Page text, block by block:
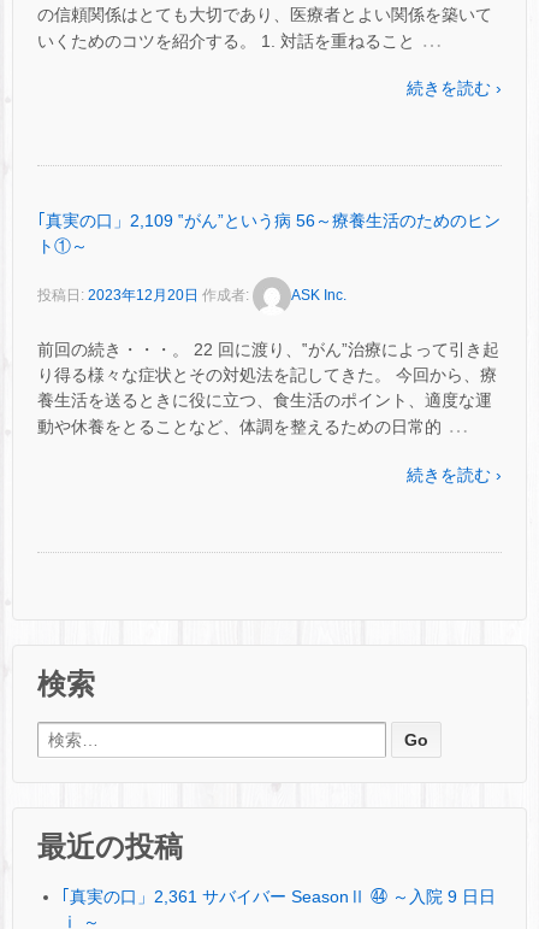
の信頼関係はとても大切であり、医療者とよい関係を築いて
いくためのコツを紹介する。 1. 対話を重ねること
…
続きを読む ›
｢真実の口」2,109 ‟がん”という病 56～療養生活のためのヒン
ト①～
投稿日: 2023年12月20日 作成者: ASK Inc.
前回の続き・・・。 22 回に渡り、‟がん”治療によって引き起
り得る様々な症状とその対処法を記してきた。 今回から、療
養生活を送るときに役に立つ、食生活のポイント、適度な運
動や休養をとることなど、体調を整えるための日常的 …
続きを読む ›
検索
検索:
最近の投稿
｢真実の口」2,361 サバイバー SeasonⅡ ㊹ ～入院 9 日日
ⅰ ～